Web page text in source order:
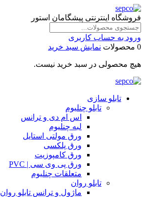
فروشگاه اینترنتی پیشگامان استور
ورود به حساب کاربری
0 محصولات
نمایش سبد خرید
هیچ محصولی در سبد خرید نیست.
تابلو سازی
تابلو چنلیوم
اس ام دی و ترانس
لبه چنلیوم
ورق مولتی استایل
ورق پلکسی
ورق کامپوزیت
ورق پی وی سی | PVC
متعلقات چنلیوم
تابلو روان
ماژول و ترانس تابلو روان